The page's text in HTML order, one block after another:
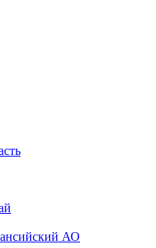
АО